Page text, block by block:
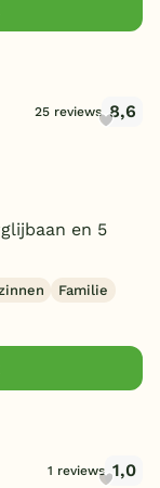
25 reviews 8,6
en 5
Familie
1 reviews 1,0